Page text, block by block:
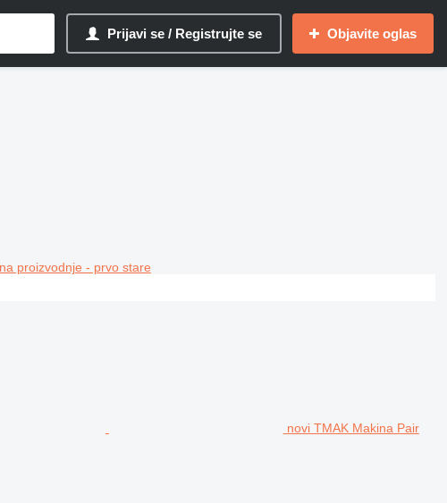
Prijavi se / Registrujte se Objavite oglas
proizvodnje - prvo stare
novi TMAK Makina Pair